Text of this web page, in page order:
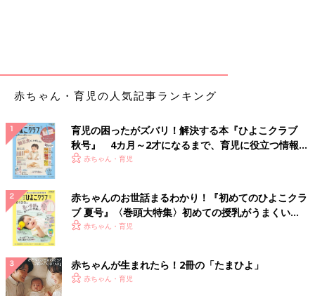
豆乳ソフトクリームは、プレーン（500円）、黒みつきなこ
（600円）、黒みつ抹茶（600円）の3種類。プラス50円で、カッ
プから「米粉のワッフルコーン」に変更ができます。ただし、米
粉のワッフルコーンは数量限定なので、早めに行くのがおすすめ
です！
FLUX CAFE (フラックス カフェ)
赤ちゃん・育児の人気記事ランキング
育児の困ったがズバリ！解決する本『ひよこクラブ
秋号』 4カ月～2才になるまで、育児に役立つ情報が
いっぱい！
赤ちゃん・育児
赤ちゃんのお世話まるわかり！『初めてのひよこクラ
ブ 夏号』〈巻頭大特集〉初めての授乳がうまくい
く！ おっぱい・ミルクの基本と夏のトラブル 解決テ
赤ちゃん・育児
赤ちゃんが生まれたら！2冊の「たまひよ」
赤ちゃん・育児